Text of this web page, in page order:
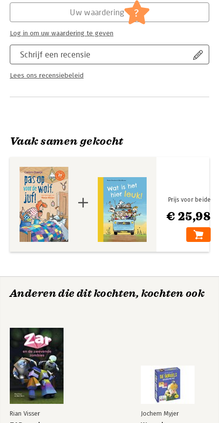
Juf Fiep
Schrijf een recensie
Lees ons recensiebeleid
Uw waardering ?
Log in om uw waardering te geven
Vaak samen gekocht
€ 25,98
Prijs voor beide
Anderen die dit kochten, kochten ook
Rian Visser Jochem Myjer